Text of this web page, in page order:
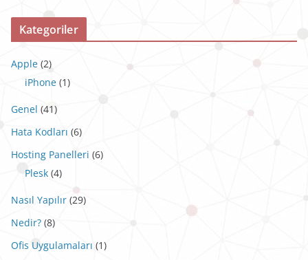
Kategoriler
Apple (2)
iPhone (1)
Genel (41)
Hata Kodları (6)
Hosting Panelleri (6)
Plesk (4)
Nasıl Yapılır (29)
Nedir? (8)
Ofis Uygulamaları (1)